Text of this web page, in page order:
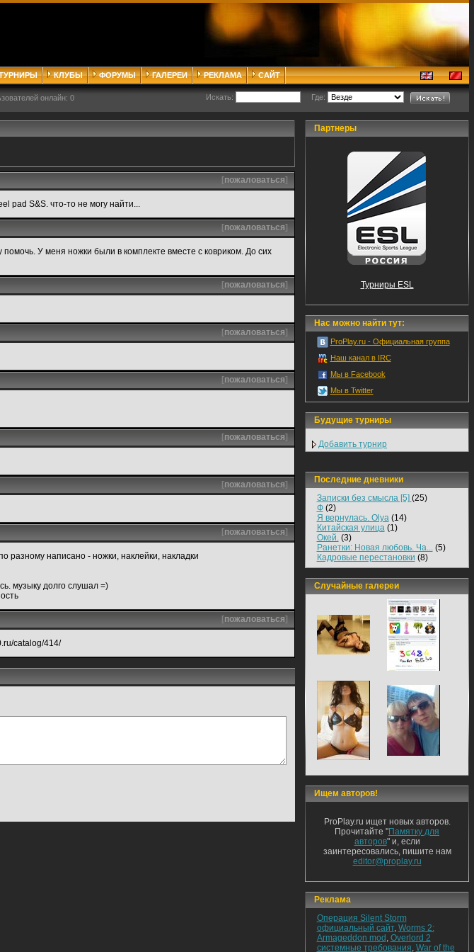
КЛУБЫ ФОРУМЫ ГАЛЕРЕИ РЕКЛАМА САЙТ
онлайн: 0 Искать: Где:
[пожаловаться]
pad S&S. что-то не могу найти...
[пожаловаться]
У меня ножки были в комплекте вместе с ковриком. До сих
[пожаловаться]
[пожаловаться]
[пожаловаться]
[пожаловаться]
[пожаловаться]
[пожаловаться]
разному написано - ножки, наклейки, накладки
музыку долго слушал =)
[пожаловаться]
catalog/414/
Партнеры
Турниры ESL
Нас можно найти тут:
ProPlay.ru - Официальная группа
Наш канал в IRC
Мы в Facebook
Мы в Twitter
Будущие турниры
Добавить турнир
Последние дневники
Записки без смысла [5] (25)
Ф(2)
Я вернулась. Olya(14)
Китайская улица(1)
Окей.(3)
Ранетки: Новая любовь. Ча...(5)
Кадровые перестановки (8)
Случайные галереи
Ищем авторов!
ProPlay.ru ищет новых авторов.
Прочитайте "Памятку для
авторов" и, если
заинтересовались, пишите нам
editor@proplay.ru
Реклама
Операция Silent Storm
официальный сайт, Worms 2:
Armageddon mod , Overlord 2
системные требования, War of the